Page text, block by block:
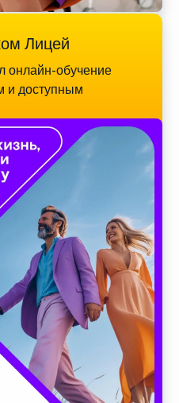
Лицей
онлайн-обучение
и доступным